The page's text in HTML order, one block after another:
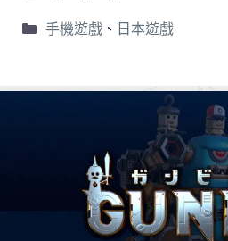
手機遊戲、 日本遊戲